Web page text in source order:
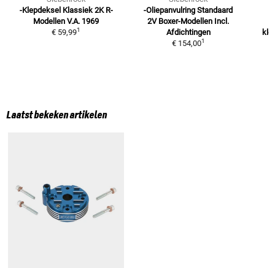
-Klepdeksel Klassiek 2K R-
Modellen V.A. 1969
€ 59,991
-Oliepanvulring Standaard
2V Boxer-Modellen Incl.
Afdichtingen
€ 154,001
Laatst bekeken artikelen